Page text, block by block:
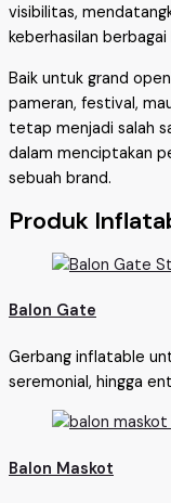
visibilitas,
keberhasilan
Baik untuk grand
pameran, festival,
tetap menjadi salah
dalam menciptakan
sebuah brand.
Produk
Balon Gate
Gerbang inflatable
seremonial, hingga
Balon Maskot